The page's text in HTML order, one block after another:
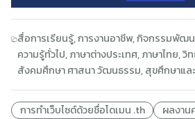
สื่อการเรียนรู้,การงานอาชีพ,กิจกรรมพัฒน
ความรู้ทั่วไป,ภาษาต่างประเทศ,ภาษาไทย,วิ
สังคมศึกษา ศาสนา วัฒนธรรม,สุขศึกษาแล
การทำเว็บไซต์ด้วยชื่อโดเมน .th
ผลงาน